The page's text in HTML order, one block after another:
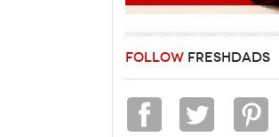
FOLLOW FRESHDADS